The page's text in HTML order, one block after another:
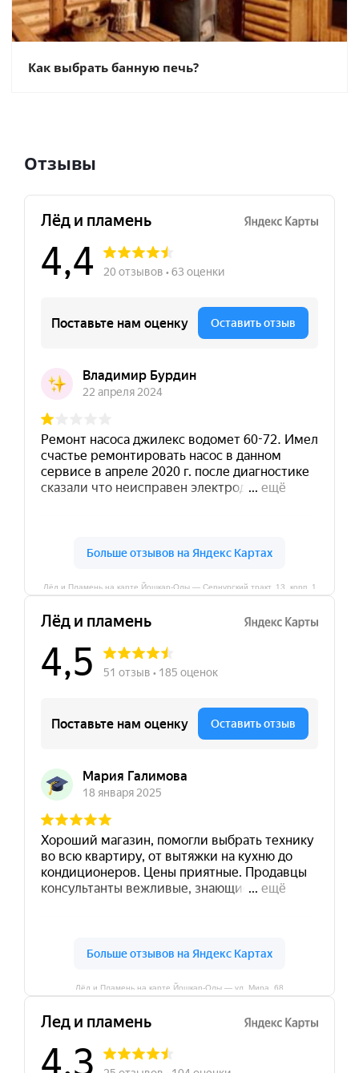
Как выбрать банную печь?
Отзывы
Лёд и Пламень на карте Йошкар‑Олы — Сернурский тракт, 13, корп. 1
Лёд и Пламень на карте Йошкар‑Олы — ул. Мира, 68